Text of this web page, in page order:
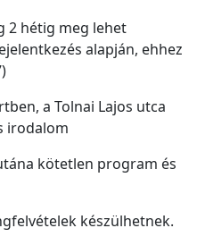
2 hétig meg lehet
alapján, ehhez
a Tolnai Lajos utca
irodalom
kötetlen program és
készülhetnek.